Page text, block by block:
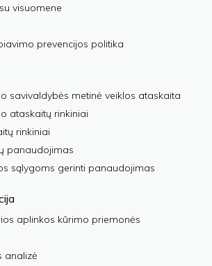
visuomene
prevencijos politika
savivaldybės metinė veiklos ataskaita
ataskaitų rinkiniai
rinkiniai
panaudojimas
sąlygoms gerinti panaudojimas
aplinkos kūrimo priemonės
analizė